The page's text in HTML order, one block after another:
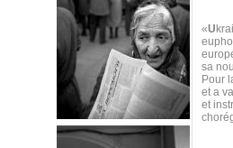
«U
sa
Pour
et a
et